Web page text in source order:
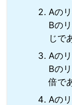
Aの
Bの
じで
Aの
Bの
倍で
Aの